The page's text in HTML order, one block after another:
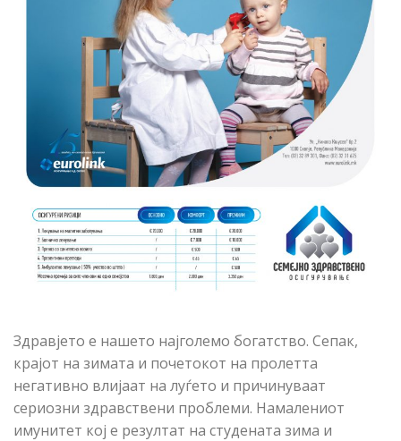
Здравјето е нашето најголемо богатство. Сепак,
крајот на зимата и почетокот на пролетта
негативно влијаат на луѓето и причинуваат
сериозни здравствени проблеми. Намалениот
имунитет кој е резултат на студената зима и